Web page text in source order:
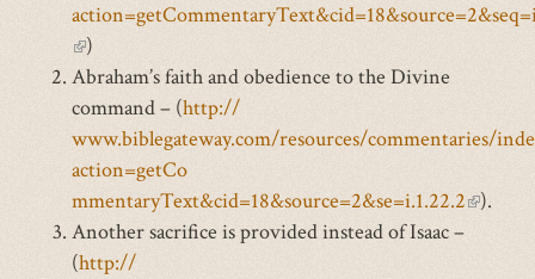
(link
is
external)
)
Abraham’s faith and obedience to the Divine
command – (http://
www.biblegateway.com/resources/commentaries/
action=getCo
mmentaryText&cid=18&source=2&se=i.1.22.2(link
).
Another sacrifice is provided instead of Isaac –
(http://